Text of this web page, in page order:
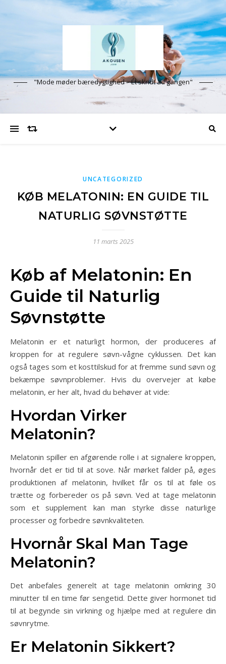
"Mode møder bæredygtighed – Ét skridt ad gangen"
UNCATEGORIZED
KØB MELATONIN: EN GUIDE TIL
NATURLIG SØVNSTØTTE
11 marts 2025
Køb af Melatonin: En
Guide til Naturlig
Søvnstøtte
Melatonin er et naturligt hormon, der produceres af
kroppen for at regulere søvn-vågne cyklussen. Det kan
også tages som et kosttilskud for at fremme sund søvn og
bekæmpe søvnproblemer. Hvis du overvejer at købe
melatonin, er her alt, hvad du behøver at vide:
Hvordan Virker
Melatonin?
Melatonin spiller en afgørende rolle i at signalere kroppen,
hvornår det er tid til at sove. Når mørket falder på, øges
produktionen af melatonin, hvilket får os til at føle os
trætte og forbereder os på søvn. Ved at tage melatonin
som et supplement kan man styrke disse naturlige
processer og forbedre søvnkvaliteten.
Hvornår Skal Man Tage
Melatonin?
Det anbefales generelt at tage melatonin omkring 30
minutter til en time før sengetid. Dette giver hormonet tid
til at begynde sin virkning og hjælpe med at regulere din
søvnrytme.
Er Melatonin Sikkert?